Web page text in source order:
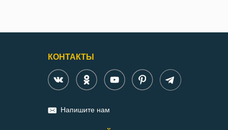
КОНТАКТЫ
Напишите нам